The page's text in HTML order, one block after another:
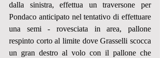
dalla sinistra, effettua un traversone per
Pondaco anticipato nel tentativo di effettuare
una semi - rovesciata in area, pallone
respinto corto al limite dove Grasselli scocca
un gran destro al volo con il pallone che